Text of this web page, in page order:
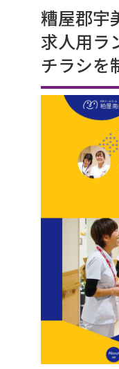
糟屋郡宇
求人用ラ
チラシを